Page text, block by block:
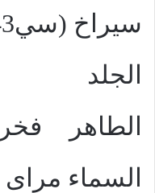
سيراخ (سي43)
الجلد
الطاهر
السماء